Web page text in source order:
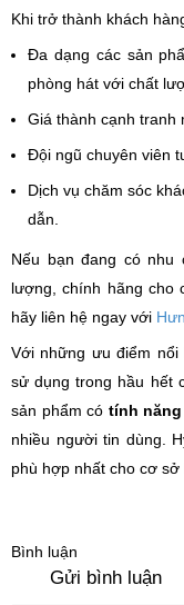
Khi trở thành khách
Đa dạng các sản
phòng hát với chất
Giá thành cạnh tranh
Đội ngũ chuyên viên
Dịch vụ chăm sóc
dẫn.
Nếu bạn đang có nhu
lượng, chính hãng cho
hãy liên hệ ngay với
Với những ưu điểm nổi
sử dụng trong hầu hết
sản phẩm có tính
nhiều người tin dùng.
phù hợp nhất cho cơ sở
Bình luận
Gửi bình luận